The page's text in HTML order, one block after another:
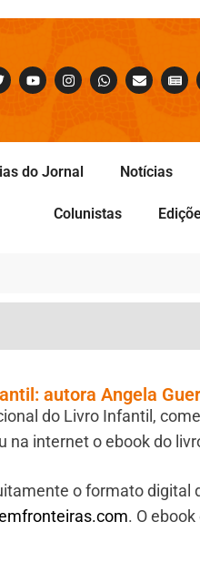
do Jornal Notícias
Colunistas
autora Angela
do Livro Infantil,
na internet o ebook do
o formato digital
. O